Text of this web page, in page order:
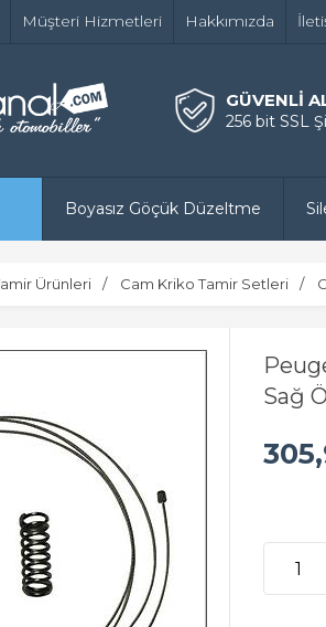
Müşteri Hizmetleri Hakkımızda
GÜVENLİ
256 bit SSL
Boyasız Göçük Düzeltme
Ürünleri Cam Kriko Tamir Setleri
Sağ